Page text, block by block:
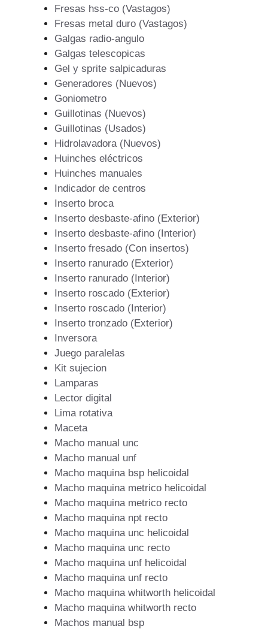
Fresas hss-co (Vastagos)
Fresas metal duro (Vastagos)
Galgas radio-angulo
Galgas telescopicas
Gel y sprite salpicaduras
Generadores (Nuevos)
Goniometro
Guillotinas (Nuevos)
Guillotinas (Usados)
Hidrolavadora (Nuevos)
Huinches eléctricos
Huinches manuales
Indicador de centros
Inserto broca
Inserto desbaste-afino (Exterior)
Inserto desbaste-afino (Interior)
Inserto fresado (Con insertos)
Inserto ranurado (Exterior)
Inserto ranurado (Interior)
Inserto roscado (Exterior)
Inserto roscado (Interior)
Inserto tronzado (Exterior)
Inversora
Juego paralelas
Kit sujecion
Lamparas
Lector digital
Lima rotativa
Maceta
Macho manual unc
Macho manual unf
Macho maquina bsp helicoidal
Macho maquina metrico helicoidal
Macho maquina metrico recto
Macho maquina npt recto
Macho maquina unc helicoidal
Macho maquina unc recto
Macho maquina unf helicoidal
Macho maquina unf recto
Macho maquina whitworth helicoidal
Macho maquina whitworth recto
Machos manual bsp